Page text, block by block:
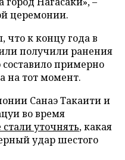
церемонии.
к концу года в
получили ранения
составило примерно
на тот момент.
Санаэ Такаити и
во время
стали уточнять, какая
удар шестого